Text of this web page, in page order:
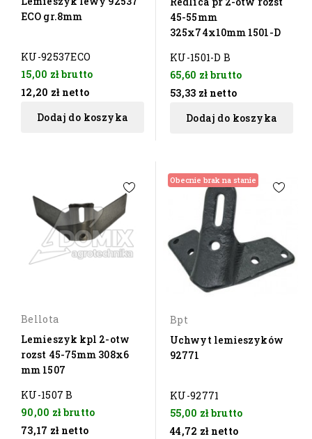
ECO gr.8mm
KU-92537ECO
15,00 złbrutto
12,20 zł netto
Dodaj do koszyka
45-55mm
325x74x10mm 1501-D
KU-1501-D B
65,60 złbrutto
53,33 zł netto
Dodaj do koszyka
Bellota
Lemieszyk kpl 2-otw
rozst 45-75mm 308x6
mm 1507
KU-1507 B
90,00 złbrutto
73,17 zł netto
Obecnie brak na stanie
Bpt
Uchwyt lemieszyków
92771
KU-92771
55,00 złbrutto
44,72 zł netto